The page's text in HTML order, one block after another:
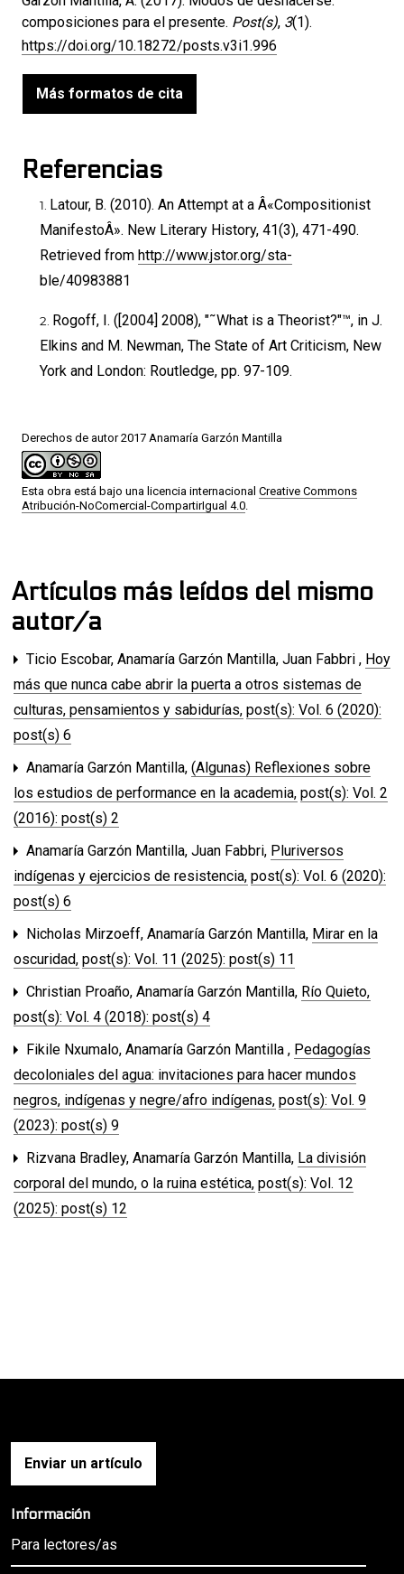
Derechos de autor 2017 Anamaría Garzón Mantilla
Esta obra está bajo una licencia internacional Creative Commons
Atribución-NoComercial-CompartirIgual 4.0
composiciones para el presente. Post(s), 3(1).
https://doi.org/10.18272/posts.v3i1.996
Más formatos de cita
Referencias
Latour, B. (2010). An Attempt at a Â«Compositionist
ManifestoÂ». New Literary History, 41(3), 471-490.
Retrieved from http://www.jstor.org/sta-
ble/40983881
Rogoff, I. ([2004] 2008), "˜What is a Theorist?"™, in J.
Elkins and M. Newman, The State of Art Criticism, New
York and London: Routledge, pp. 97-109.
Artículos más leídos del mismo
autor/a
Ticio Escobar, Anamaría Garzón Mantilla, Juan Fabbri , Hoy
más que nunca cabe abrir la puerta a otros sistemas de
culturas, pensamientos y sabidurías, post(s): Vol. 6 (2020):
post(s) 6
Anamaría Garzón Mantilla, (Algunas) Reflexiones sobre
los estudios de performance en la academia, post(s): Vol. 2
(2016): post(s) 2
Anamaría Garzón Mantilla, Juan Fabbri, Pluriversos
indígenas y ejercicios de resistencia, post(s): Vol. 6 (2020):
post(s) 6
Nicholas Mirzoeff, Anamaría Garzón Mantilla, Mirar en la
oscuridad, post(s): Vol. 11 (2025): post(s) 11
Christian Proaño, Anamaría Garzón Mantilla, Río Quieto,
post(s): Vol. 4 (2018): post(s) 4
Fikile Nxumalo, Anamaría Garzón Mantilla , Pedagogías
decoloniales del agua: invitaciones para hacer mundos
negros, indígenas y negre/afro indígenas, post(s): Vol. 9
(2023): post(s) 9
Rizvana Bradley, Anamaría Garzón Mantilla, La división
corporal del mundo, o la ruina estética, post(s): Vol. 12
(2025): post(s) 12
Enviar un artículo
Información
Para lectores/as